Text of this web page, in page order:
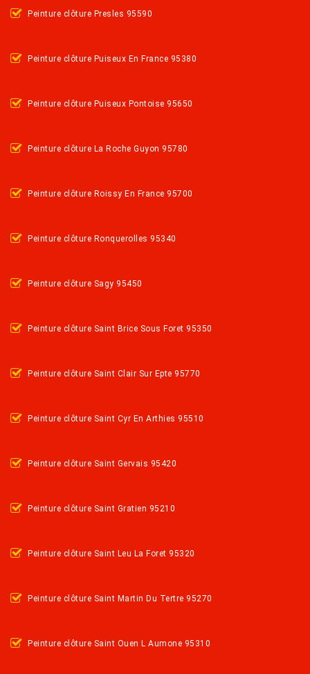
Peinture clôture Presles 95590
Peinture clôture Puiseux En France 95380
Peinture clôture Puiseux Pontoise 95650
Peinture clôture La Roche Guyon 95780
Peinture clôture Roissy En France 95700
Peinture clôture Ronquerolles 95340
Peinture clôture Sagy 95450
Peinture clôture Saint Brice Sous Foret 95350
Peinture clôture Saint Clair Sur Epte 95770
Peinture clôture Saint Cyr En Arthies 95510
Peinture clôture Saint Gervais 95420
Peinture clôture Saint Gratien 95210
Peinture clôture Saint Leu La Foret 95320
Peinture clôture Saint Martin Du Tertre 95270
Peinture clôture Saint Ouen L Aumone 95310